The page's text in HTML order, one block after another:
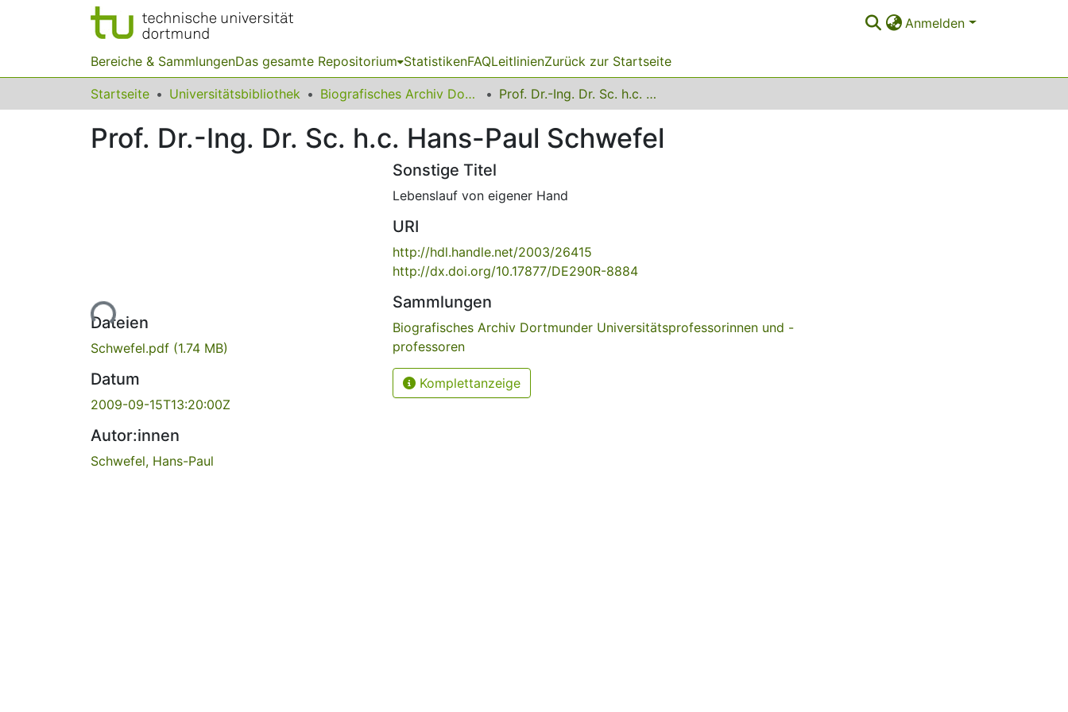
Anmelden
Bereiche & SammlungenDas gesamte Repositorium StatistikenFAQLeitlinienZurück zur Startseite
Startseite Universitätsbibliothek Biografisches Archiv Dortmunder Universitätsprofessorinnen und -professoren Prof. Dr.-Ing. Dr. Sc. h.c. Hans-Paul Schwefel
Prof. Dr.-Ing. Dr. Sc. h.c. Hans-Paul Schwefel
Lade...
Dateien
Schwefel.pdf (1.74 MB)
Datum
2009-09-15T13:20:00Z
Autor:innen
Schwefel, Hans-Paul
Sonstige Titel
Lebenslauf von eigener Hand
URI
http://hdl.handle.net/2003/26415
http://dx.doi.org/10.17877/DE290R-8884
Sammlungen
Biografisches Archiv Dortmunder Universitätsprofessorinnen und -
professoren
Komplettanzeige